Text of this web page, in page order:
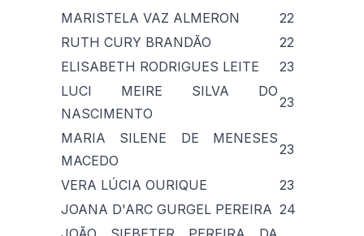
MARISTELA VAZ ALMERON
22
RUTH CURY BRANDÃO
22
ELISABETH RODRIGUES LEITE
23
LUCI MEIRE SILVA DO
NASCIMENTO
23
MARIA SILENE DE MENESES
MACEDO
23
VERA LÚCIA OURIQUE
23
JOANA D'ARC GURGEL PEREIRA 24